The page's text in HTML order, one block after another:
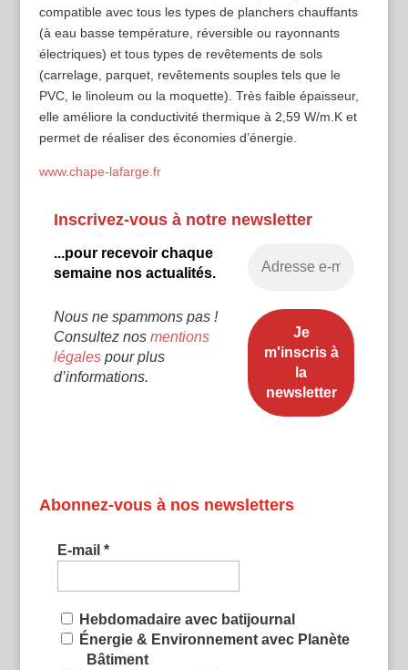
compatible avec tous les types de planchers chauffants
(à eau basse température, réversible ou rayonnants
électriques) et tous types de revêtements de sols
(carrelage, parquet, revêtements souples tels que le
PVC, le linoleum ou la moquette). Très faible épaisseur,
elle améliore la conductivité thermique à 2,59 W/m.K et
permet de réaliser des économies d’énergie.
www.chape-lafarge.fr
Inscrivez-vous à notre newsletter
...pour recevoir chaque
semaine nos actualités.
Nous ne spammons pas !
Consultez nos mentions
légalespour plus
d’informations.
Abonnez-vous à nos newsletters
E-mail *
Hebdomadaire avec batijournal
Énergie & Environnement avec Planète
Bâtiment